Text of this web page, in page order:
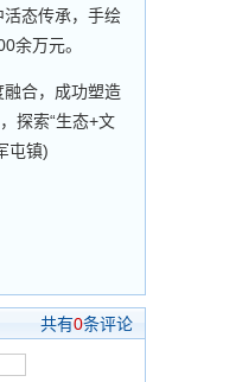
活态传承，手绘
余万元。
合，成功塑造
探索“生态+文
屯镇)
共有0条评论